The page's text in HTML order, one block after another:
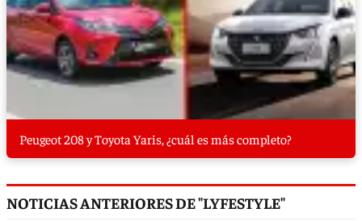
Peugeot 208 y Toyota Yaris, ¿cuál es más completo?
NOTICIAS ANTERIORES DE "LYFESTYLE"